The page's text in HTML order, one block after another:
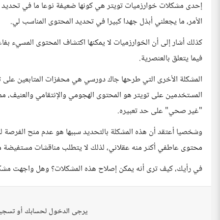
إحدى مشكلات خوارزميات تويتر هي كونها ضعيفة نوعا ما في تحديد
الأمر، ما يجعلني أبذل جهدا كبيرا في تحديد المحتوى المناسب لي.
كذلك أشار إلى أن الخوارزميات لا يمكنها اكتشاف المحتوى المسيء
فيما يتعلق بالعنصرية.
المشكلة الأخرى التي طرحها جاك دورسي هي محفزات المتابعين على
المستخدمين على تويتر هو المحتوى الهجومي والإنتقامي
"غير صحي" على حد تعبيره.
وشخصيا أعتقد أن هذه المشكلة بالتحديد سببها هو عدم منح
محتوى عاطفي أكثر منه عقلاني، لذلك لا يتطلب مناقشات مستفيضة
في رأيك، كيف ترى أنه يمكن إصلاح هذه المشكلات؟ وهل واجهت
يرجى الدخول لحسابك أو